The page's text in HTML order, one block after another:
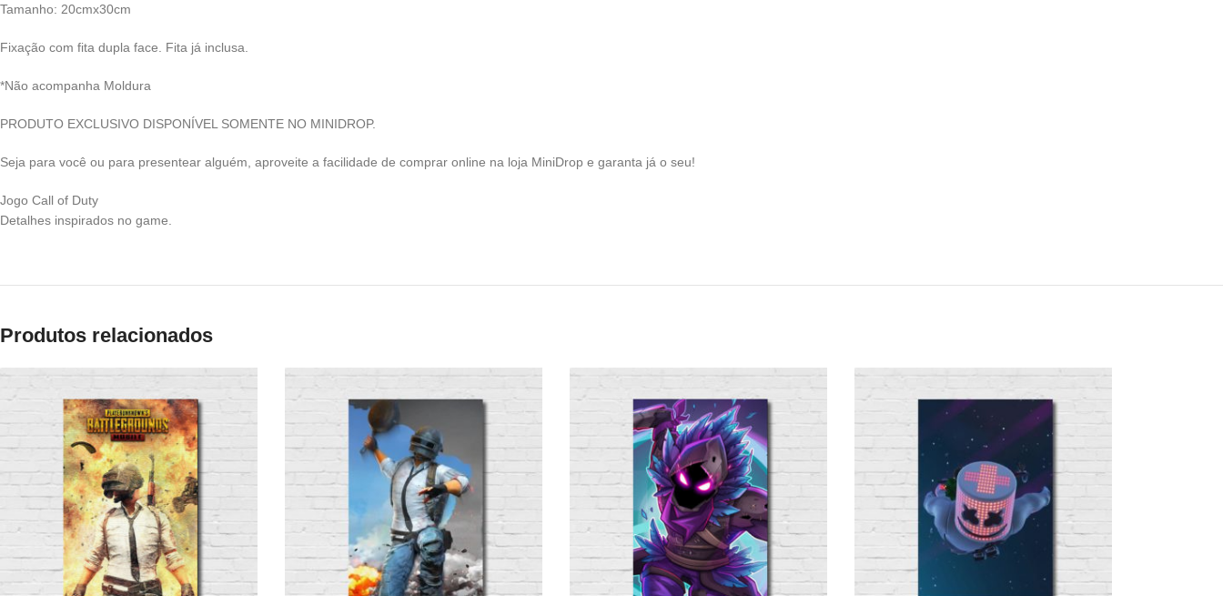
Tamanho: 20cmx30cm
Fixação com fita dupla face. Fita já inclusa.
*Não acompanha Moldura
PRODUTO EXCLUSIVO DISPONÍVEL SOMENTE NO MINIDROP.
Seja para você ou para presentear alguém, aproveite a facilidade de comprar online na loja MiniDrop e garanta já o seu!
Jogo Call of Duty
Detalhes inspirados no game.
Produtos relacionados